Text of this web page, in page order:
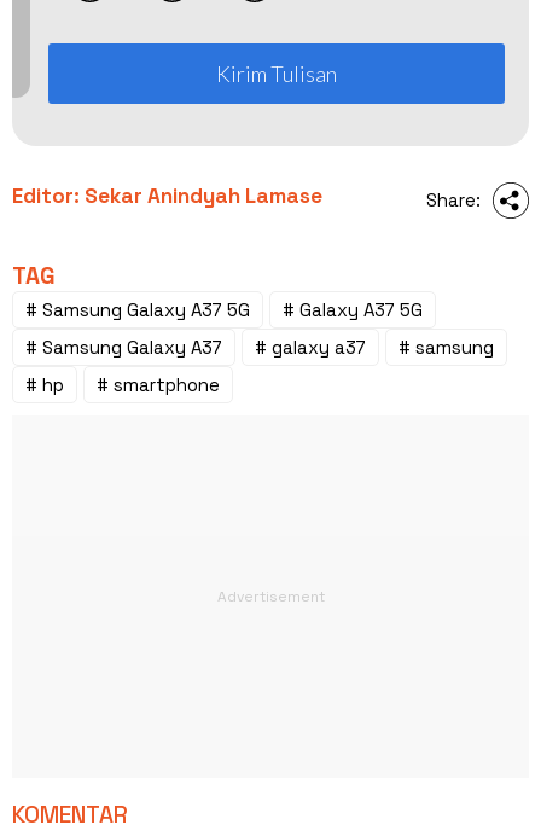
Kirim Tulisan
Editor: Sekar Anindyah Lamase Share:
TAG
# Samsung Galaxy A37 5G
# Galaxy A37 5G
# Samsung Galaxy A37
# galaxy a37
# samsung
# hp
# smartphone
KOMENTAR